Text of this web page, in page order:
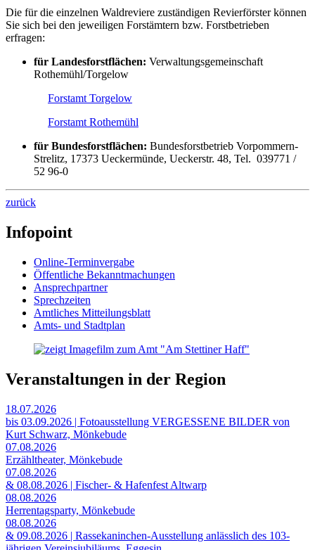
Die für die einzelnen Waldreviere zuständigen Revierförster können
Sie sich bei den jeweiligen Forstämtern bzw. Forstbetrieben
erfragen:
für Landesforstflächen: Verwaltungsgemeinschaft
Rothemühl/Torgelow
Forstamt Torgelow
Forstamt Rothemühl
für Bundesforstflächen: Bundesforstbetrieb Vorpommern-
Strelitz, 17373 Ueckermünde, Ueckerstr. 48, Tel. 039771 /
52 96-0
zurück
Infopoint
Online-Terminvergabe
Öffentliche Bekanntmachungen
Ansprechpartner
Sprechzeiten
Amtliches Mitteilungsblatt
Amts- und Stadtplan
Veranstaltungen in der Region
18.07.2026
bis 03.09.2026 | Fotoausstellung VERGESSENE BILDER von
Kurt Schwarz, Mönkebude
07.08.2026
Erzähltheater, Mönkebude
07.08.2026
& 08.08.2026 | Fischer- & Hafenfest Altwarp
08.08.2026
Herrentagsparty, Mönkebude
08.08.2026
& 09.08.2026 | Rassekaninchen-Ausstellung anlässlich des 103-